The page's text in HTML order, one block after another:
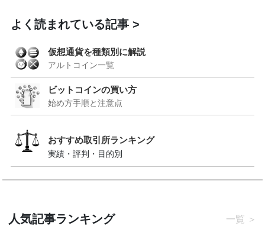
よく読まれている記事
仮想通貨を種類別に解説
アルトコイン一覧
ビットコインの買い方
始め方手順と注意点
おすすめ取引所ランキング
実績・評判・目的別
人気記事ランキング 一覧